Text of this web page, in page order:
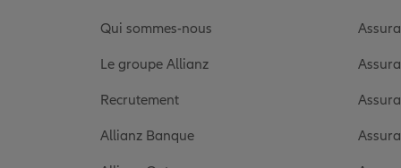
Qui sommes-nous
Le groupe Allianz
Recrutement
Allianz Banque